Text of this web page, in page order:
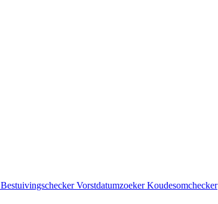
BestuivingscheckerVorstdatumzoekerKoudesomchecker